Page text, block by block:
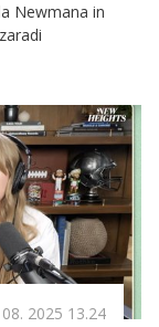
Newmana in
2025 13.24